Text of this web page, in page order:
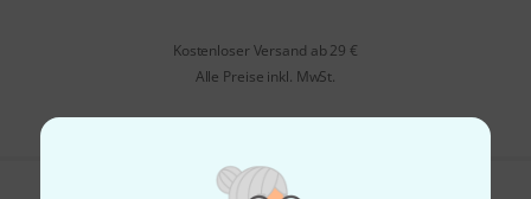
Kostenloser Versand ab 29 €
Alle Preise inkl. MwSt.